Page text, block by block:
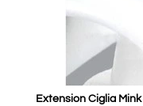
Extension Ciglia